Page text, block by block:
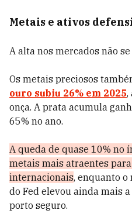
Metais e ativos
A alta nos mercados não
Os metais preciosos
ouro subiu 26% em 2025,
onça. A prata acumula
65% no ano.
A queda de quase 10% no
metais mais atraentes
internacionais, enquanto o
do Fed elevou ainda mais
porto seguro.